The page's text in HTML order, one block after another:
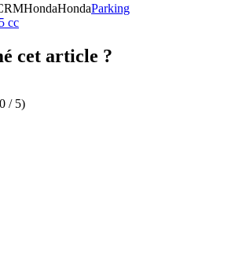
HondaHondaParking
cc
cet article ?
/ 5)